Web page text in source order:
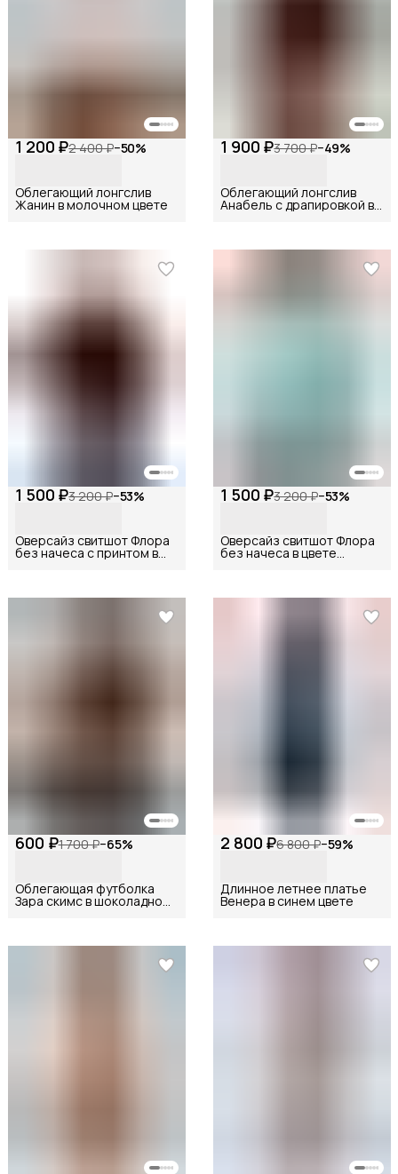
1 200 ₽2 400 ₽−50%
Облегающий лонгслив
Жанин в молочном цвете
1 900 ₽3 700 ₽−49%
Облегающий лонгслив
Анабель с драпировкой в
1 500 ₽3 200 ₽−53%
Оверсайз свитшот Флора
без начеса с принтом в
шоколадном цвете
1 500 ₽3 200 ₽−53%
Оверсайз свитшот Флора
без начеса в цвете
600 ₽1 700 ₽−65%
Облегающая футболка
Зара скимс в шоколадном
цвете
2 800 ₽6 800 ₽−59%
Длинное летнее платье
Венера в синем цвете